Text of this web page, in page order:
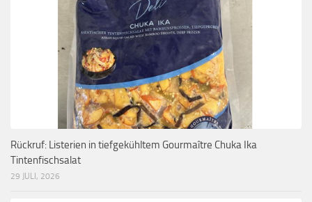
Rückruf: Listerien in tiefgekühltem Gourmaître Chuka Ika
Tintenfischsalat
29 JULI, 2026